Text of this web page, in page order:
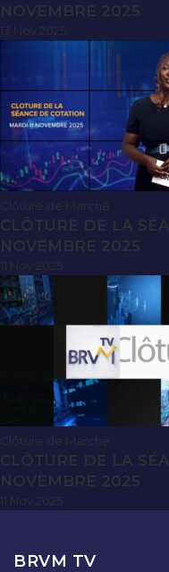
NOVEMBRE 2025
CLÔTURE DE LA
NOVEMBRE 2025
CLÔTURE DE LA
NOVEMBRE 2025
BRVM TV